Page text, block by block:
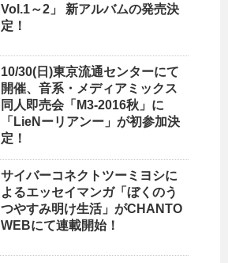
Vol.1～2」 新アルバムの発売決
定！
10/30(日)東京流通センターにて
開催、音系・メディアミックス
同人即売会「M3-2016秋」に
「LieNーリアンー」が初参加決
定！
サイバーコネクトツーミヨシに
よるエッセイマンガ「ぼくのう
つやすみ明け生活」がCHANTO
WEBにて連載開始！